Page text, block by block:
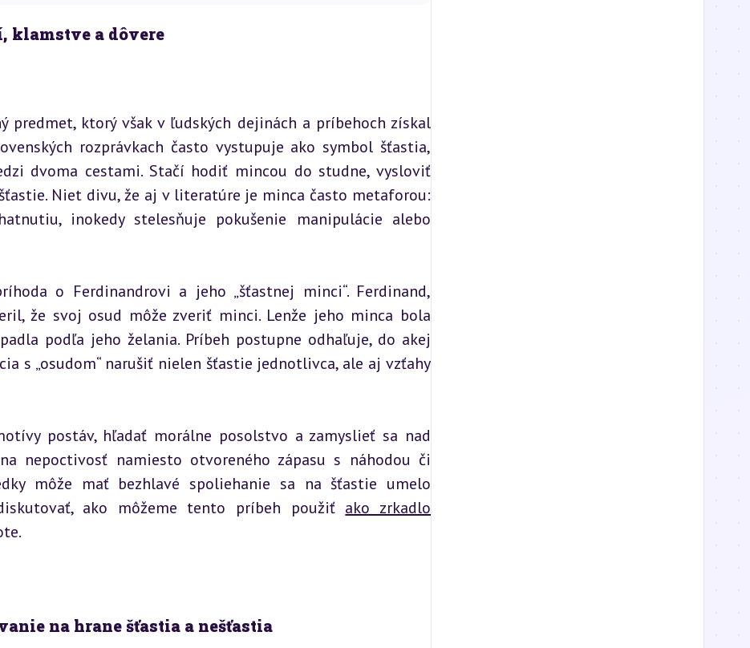
klamstve a dôvere
predmet, ktorý však v ľudských dejinách a príbehoch získal
rozprávkach často vystupuje ako symbol šťastia,
dvoma cestami. Stačí hodiť mincou do studne, vysloviť
Niet divu, že aj v literatúre je minca často metaforou:
inokedy stelesňuje pokušenie manipulácie alebo
o Ferdinandrovi a jeho „šťastnej minci“. Ferdinand,
že svoj osud môže zveriť minci. Lenže jeho minca bola
podľa jeho želania. Príbeh postupne odhaľuje, do akej
s „osudom“ narušiť nielen šťastie jednotlivca, ale aj vzťahy
postáv, hľadať morálne posolstvo a zamyslieť sa nad
nepoctivosť namiesto otvoreného zápasu s náhodou či
môže mať bezhlavé spoliehanie sa na šťastie umelo
ako môžeme tento príbeh použiť ako zrkadlo
na hrane šťastia a nešťastia